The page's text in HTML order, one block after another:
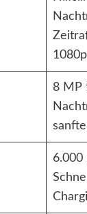
8 MP
6.000